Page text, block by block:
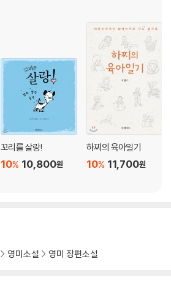
꼬리를 살랑!
10,800원
10%
하찌의 육아일기
11,700원
10%
영미소설 영미 장편소설